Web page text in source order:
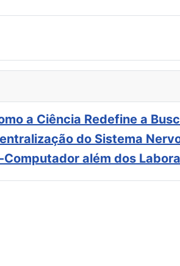
a Ciência Redefine a
do Sistema
além dos